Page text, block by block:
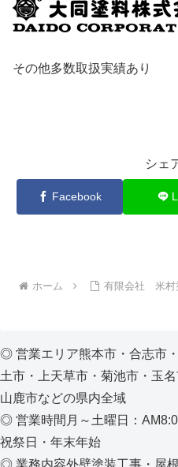
その他多数取扱実績あり
シェ
Facebook
ホーム 有限会社 米村
◎ 営業エリア熊本市・合志市
土市・上天草市・菊池市・玉
山鹿市などの県内全域
◎ 営業時間月～土曜日：
祝祭日・年末年始
◎ 業務内容外壁塗装工事・屋